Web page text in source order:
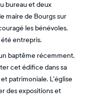
bureau et deux
maire de Bourgs sur
les bénévoles,
entrepris.
baptême récemment,
cet édifice dans sa
patrimoniale. L'église
des expositions et